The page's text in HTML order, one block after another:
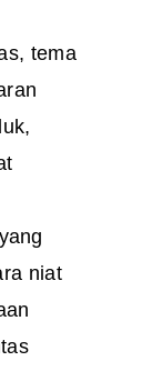
tema
niat